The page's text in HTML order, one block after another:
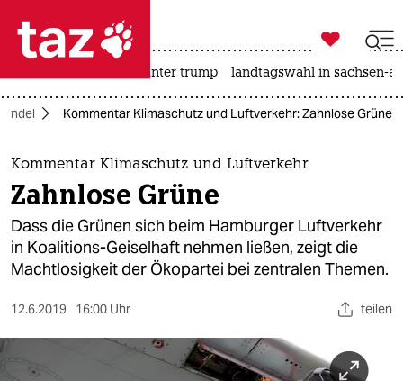
 taz zahl ich
taz zahl ich
themen
politik
öko
gesellschaft
sport

taz zahl ich
usa unter trump landtagswahl in sachsen-
Kommentar Klimaschutz und Luftverkehr: Zahnlose Grüne
Kommentar Klimaschutz und Luftverkehr
Zahnlose Grüne
Dass die Grünen sich beim Hamburger Luftverkehr
in Koalitions-Geiselhaft nehmen ließen, zeigt die
Machtlosigkeit der Ökopartei bei zentralen Themen.
12.6.2019 16:00 Uhr teilen